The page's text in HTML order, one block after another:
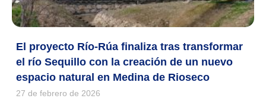
El proyecto Río-Rúa finaliza tras transformar
el río Sequillo con la creación de un nuevo
espacio natural en Medina de Rioseco
27 de febrero de 2026